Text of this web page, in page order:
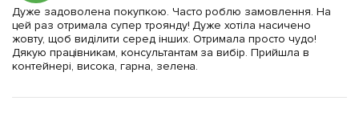
Дуже задоволена покупкою. Часто роблю замовлення. На
цей раз отримала супер троянду! Дуже хотіла насичено
жовту, щоб виділити серед інших. Отримала просто чудо!
Дякую працівникам, консультантам за вибір. Прийшла в
контейнері, висока, гарна, зелена.